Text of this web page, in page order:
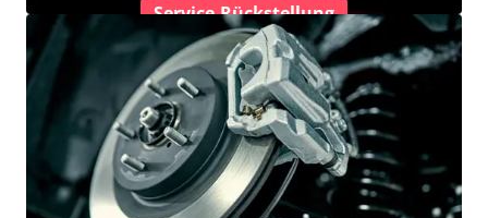
Service-Rückstellung